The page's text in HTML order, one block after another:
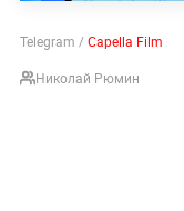
Telegram /Capella Film
Николай Рюмин